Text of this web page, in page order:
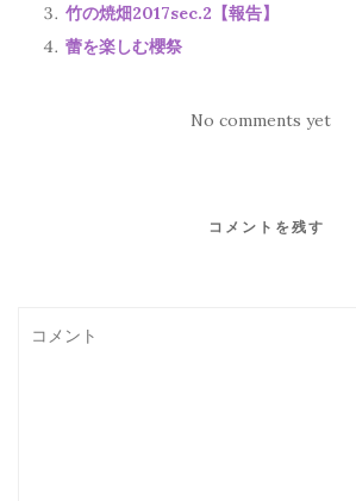
竹の焼畑2017sec.2【報告】
蕾を楽しむ櫻祭
No comments yet
コメントを残す